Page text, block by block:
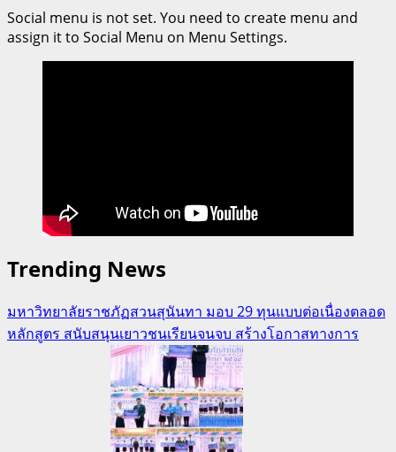
Social menu is not set. You need to create menu and
assign it to Social Menu on Menu Settings.
Trending News
มหาวิทยาลัยราชภัฏสวนสุนันทา มอบ 29 ทุนแบบต่อเนื่องตลอด
หลักสูตร สนับสนุนเยาวชนเรียนจนจบ สร้างโอกาสทางการ